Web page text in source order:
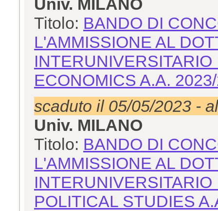
Univ. MILANO
Titolo: BANDO DI
L'AMMISSIONE AL
ECONOMICS A.A.
scaduto il 05/05/2023 -
Univ. MILANO
Titolo: BANDO DI
L'AMMISSIONE AL
POLITICAL STUDIES